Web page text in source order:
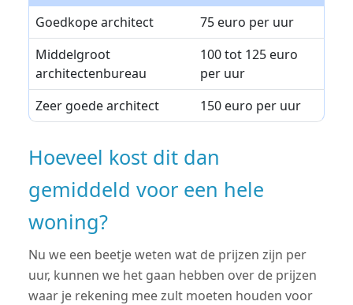
Goedkope architect
75 euro per uur
Middelgroot
architectenbureau
100 tot 125 euro
per uur
Zeer goede architect
150 euro per uur
Hoeveel kost dit dan
gemiddeld voor een hele
woning?
Nu we een beetje weten wat de prijzen zijn per
uur, kunnen we het gaan hebben over de prijzen
waar je rekening mee zult moeten houden voor